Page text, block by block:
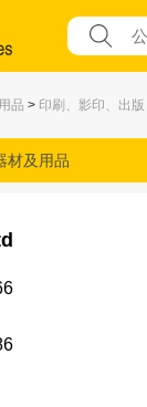
品 > 印刷、影印、出版
材及用品